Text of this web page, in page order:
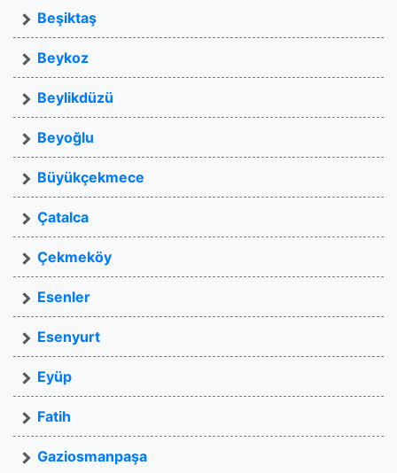
Beşiktaş
Beykoz
Beylikdüzü
Beyoğlu
Büyükçekmece
Çatalca
Çekmeköy
Esenler
Esenyurt
Eyüp
Fatih
Gaziosmanpaşa